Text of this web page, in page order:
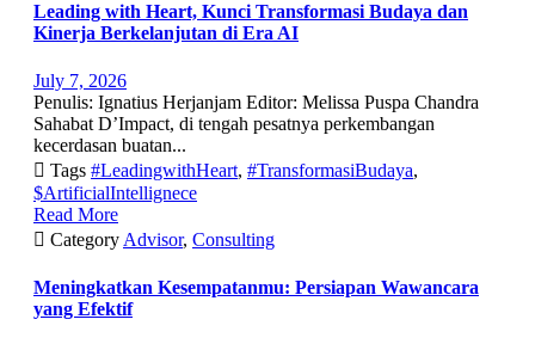
Leading with Heart, Kunci Transformasi Budaya dan
Kinerja Berkelanjutan di Era AI
July 7, 2026
Penulis: Ignatius Herjanjam Editor: Melissa Puspa Chandra
Sahabat D’Impact, di tengah pesatnya perkembangan
kecerdasan buatan...
 Tags #LeadingwithHeart, #TransformasiBudaya,
$ArtificialIntellignece
Read More
 Category Advisor, Consulting
Meningkatkan Kesempatanmu: Persiapan Wawancara
yang Efektif